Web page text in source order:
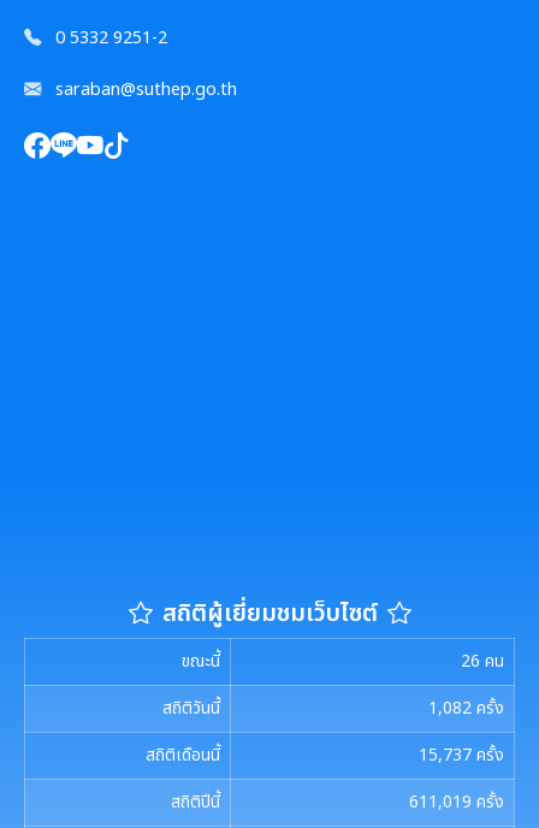
0 5332 9251-2
saraban@suthep.go.th
สถิติผู้เยี่ยมชมเว็บไซต์
ขณะนี้ 26 คน
สถิติวันนี้
1,082ครั้ง
สถิติเดือนนี้
15,737ครั้ง
สถิติปีนี้
611,019 ครั้ง